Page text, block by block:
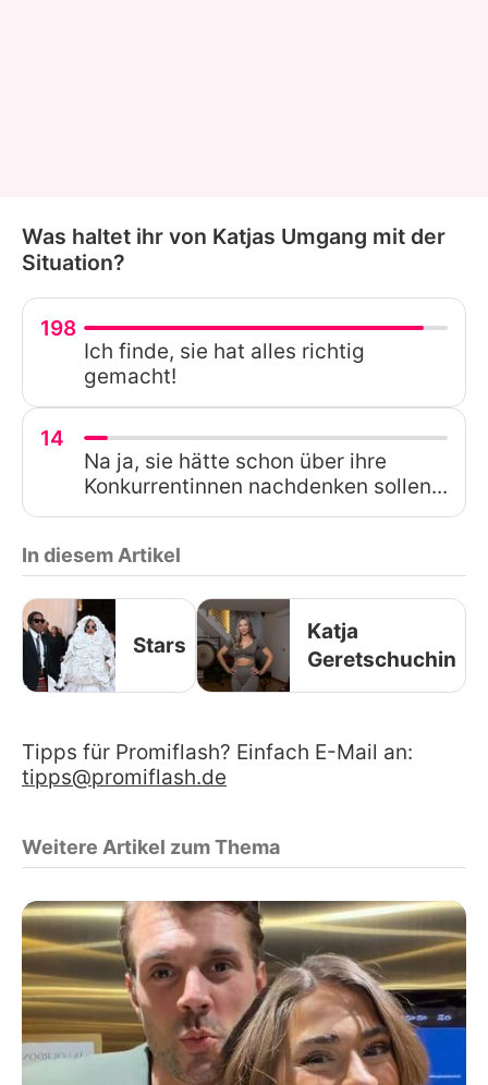
Was haltet ihr von Katjas Umgang mit der
Situation?
198
Ich finde, sie hat alles richtig
gemacht!
14
Na ja, sie hätte schon über ihre
Konkurrentinnen nachdenken sollen...
In diesem Artikel
Stars
Katja
Geretschuchin
Tipps für Promiflash? Einfach E-Mail an:
tipps@promiflash.de
Weitere Artikel zum Thema